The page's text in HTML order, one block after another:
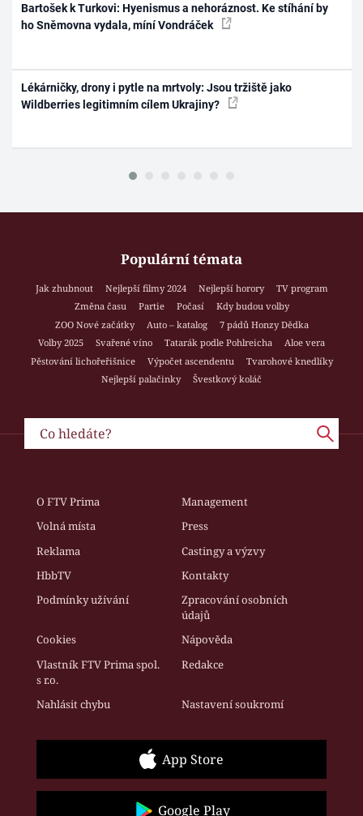
Bartošek k Turkovi: Hyenismus a nehoráznost. Ke stíhání by
ho Sněmovna vydala, míní Vondráček
Lékárničky, drony i pytle na mrtvoly: Jsou tržiště jako
Wildberries legitimním cílem Ukrajiny?
Populární témata
Jak zhubnout Nejlepší filmy 2024 Nejlepší horory
TV program
Změna času
Partie Počasí
Kdy budou volby
ZOO Nové začátky
Auto – katalog
7 pádů Honzy Dědka
Volby 2025
Svařené víno Tatarák podle Pohlreicha
Aloe vera
Pěstování lichořeřišnice
Výpočet ascendentu
Tvarohové knedlíky
Nejlepší palačinky
Švestkový koláč
O FTV Prima
Management
Volná místa
Press
Reklama
Castingy a výzvy
HbbTV
Kontakty
Podmínky užívání
Zpracování osobních
údajů
Cookies
Nápověda
Vlastník FTV Prima spol.
s r.o.
Redakce
Nahlásit chybu Nastavení soukromí
App Store
Google Play